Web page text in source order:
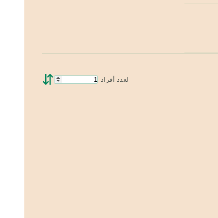
لعدد أفراد ⇵